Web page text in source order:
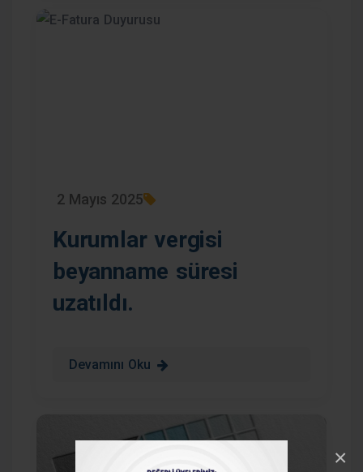
×
2 Mayıs 2025
Kurumlar vergisi
beyanname süresi
uzatıldı.
Devamını Oku